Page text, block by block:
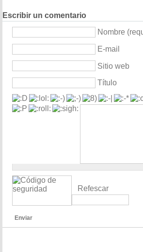
Escribir un comentario
Nombre
E-mail
Sitio web
Título
Refescar
Enviar